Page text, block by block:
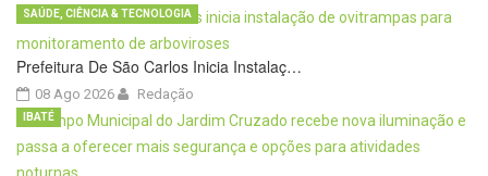
Prefeitura De São Carlos Inicia Instalaç…
08 Ago 2026
SAÚDE, CIÊNCIA & TECNOLOGIA
Redação
IBATÉ